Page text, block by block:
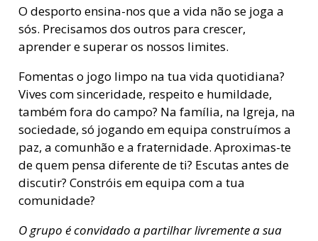
O desporto ensina-nos que a vida não se joga a
sós. Precisamos dos outros para crescer,
aprender e superar os nossos limites.
Fomentas o jogo limpo na tua vida quotidiana?
Vives com sinceridade, respeito e humildade,
também fora do campo? Na família, na Igreja, na
sociedade, só jogando em equipa construímos a
paz, a comunhão e a fraternidade. Aproximas-te
de quem pensa diferente de ti? Escutas antes de
discutir? Constróis em equipa com a tua
comunidade?
O grupo é convidado a partilhar livremente a sua